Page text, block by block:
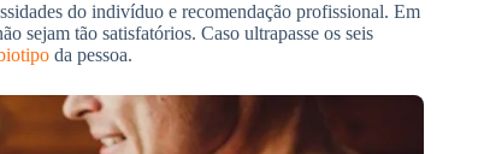
do indivíduo e recomendação profissional. Em
sejam tão satisfatórios. Caso ultrapasse os seis
da pessoa.